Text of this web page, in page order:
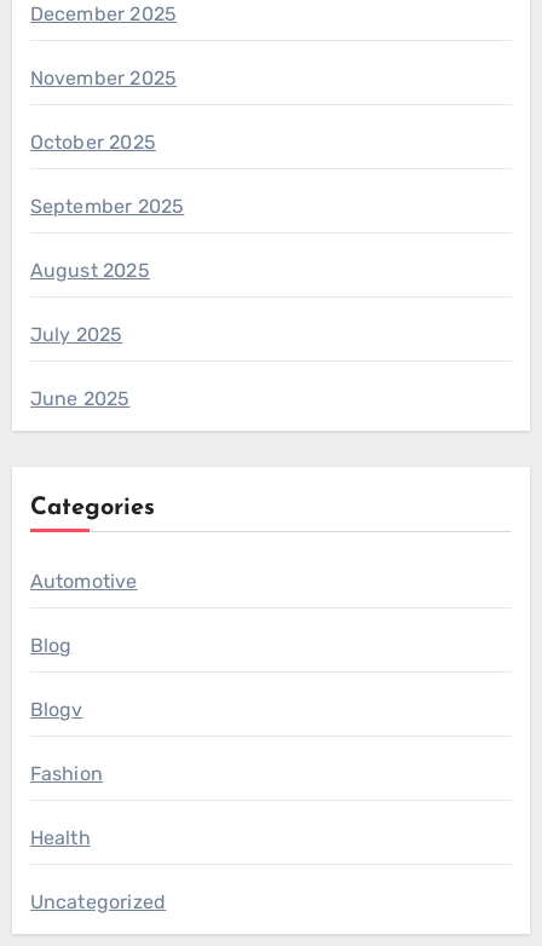
December 2025
November 2025
October 2025
September 2025
August 2025
July 2025
June 2025
Categories
Automotive
Blog
Blogv
Fashion
Health
Uncategorized